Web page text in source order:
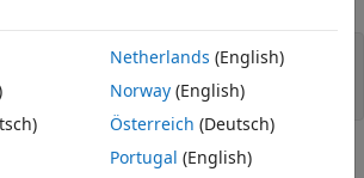
'figure')
Netherlands (English)
Norway(English)
Österreich (Deutsch)
Portugal (English)